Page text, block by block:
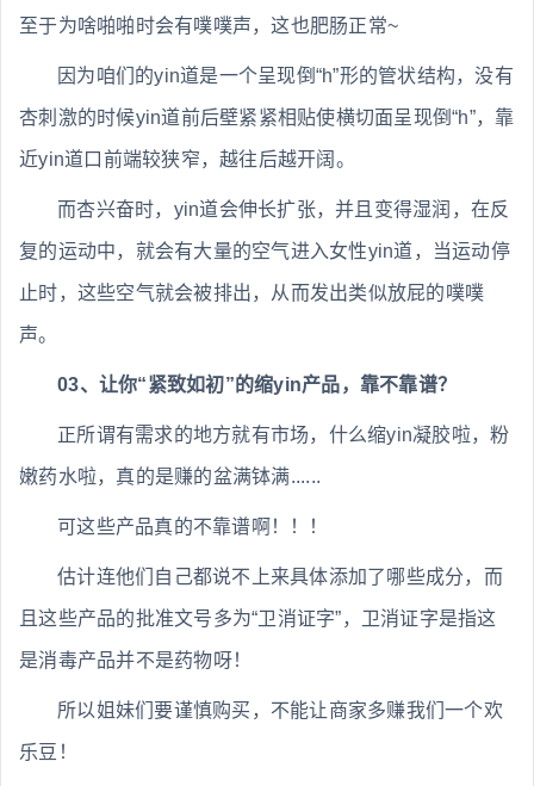
至于为啥啪啪时会有噗噗声，这也肥肠正常~
因为咱们的yin道是一个呈现倒“h”形的管状结构，没有
杏刺激的时候yin道前后壁紧紧相贴使横切面呈现倒“h”，靠
近yin道口前端较狭窄，越往后越开阔。
而杏兴奋时，yin道会伸长扩张，并且变得湿润，在反
复的运动中，就会有大量的空气进入女性yin道，当运动停
止时，这些空气就会被排出，从而发出类似放屁的噗噗
声。
03、让你“紧致如初”的缩yin产品，靠不靠谱？
正所谓有需求的地方就有市场，什么缩yin凝胶啦，粉
嫩药水啦，真的是赚的盆满钵满......
可这些产品真的不靠谱啊！！！
估计连他们自己都说不上来具体添加了哪些成分，而
且这些产品的批准文号多为“卫消证字”，卫消证字是指这
是消毒产品并不是药物呀！
所以姐妹们要谨慎购买，不能让商家多赚我们一个欢
乐豆！